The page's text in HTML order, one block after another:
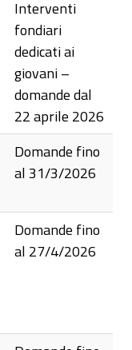
Interventi
fondiari
dedicati ai
giovani –
domande dal
22 aprile 2026
Domande fino
al 31/3/2026
Domande fino
al 27/4/2026